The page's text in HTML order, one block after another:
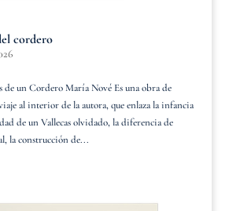
cordero
de un Cordero María Nové Es una obra de
al interior de la autora, que enlaza la infancia
de un Vallecas olvidado, la diferencia de
la construcción de...